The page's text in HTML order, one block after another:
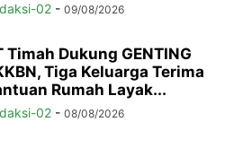
02 - 09/08/2026
Timah Dukung GENTING
Tiga Keluarga Terima
Rumah Layak...
02 - 08/08/2026